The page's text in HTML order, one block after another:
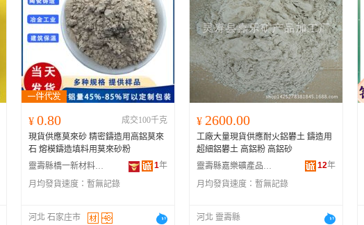
¥ 0.80
成交100千克
現貨供應莫來砂 精密鑄造用高鋁莫來
石 熔模鑄造填料用莫來砂粉
靈壽縣橋一新材料有限公司
1年
月均發貨速度： 暫無記錄
河北 石家庄市
¥ 2600.00
工廠大量現貨供應耐火鋁礬土 鑄造用
超細鋁礬土 高鋁粉 高鋁砂
靈壽縣嘉樂礦產品加工廠
12年
月均發貨速度： 暫無記錄
河北 靈壽縣